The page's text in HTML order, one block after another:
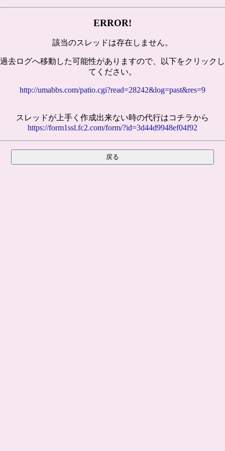
ERROR!
該当のスレッドは存在しません。
過去ログへ移動した可能性がありますので、以下をクリックし
てください。
http://umabbs.com/patio.cgi?read=28242&log=past&res=9
スレッドが上手く作成出来ない時の代行はコチラから
https://form1ssl.fc2.com/form/?id=3d44d9948ef04f92